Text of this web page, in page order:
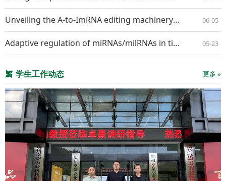
Unveiling the A-to-ImRNA editing machineryand its regulation and evolution in fungi 06-05
Adaptive regulation of miRNAs/milRNAs in tissue specific interaction between apple and Valsa mali 05-23
学生工作动态 更多 »